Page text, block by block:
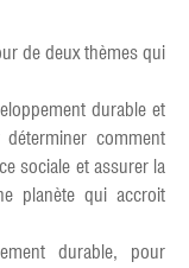
de deux thèmes qui
durable et
comment
sociale et assurer la
planète qui accroit
durable, pour